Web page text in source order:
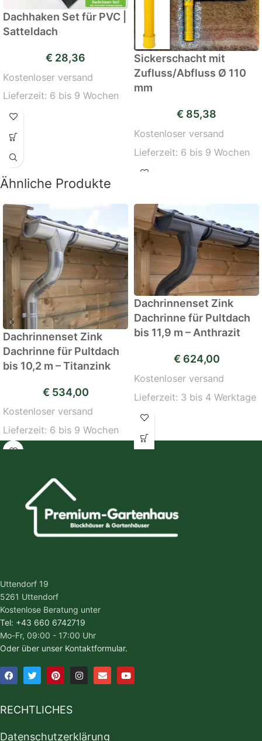
Dachhaken Set für PVC |
Satteldach
€ 28,36
Kostenloser versand
Lieferzeit: 6 bis 9 Wochen
Sickerschacht mit
Zufluss/Abfluss Ø 110
mm
€ 85,38
Kostenloser versand
Lieferzeit: 6 bis 9 Wochen
Ähnliche Produkte
Dachrinnenset Zink
Dachrinne für Pultdach
bis 10,2 m – Titanzink
€ 534,00
Kostenloser versand
Lieferzeit: 6 bis 9 Wochen
Dachrinnenset Zink
Dachrinne für Pultdach
bis 11,9 m – Anthrazit
€ 624,00
Kostenloser versand
Lieferzeit: 3 bis 4 Werktage
Uttendorf 19
5261 Uttendorf
Kostenlose Beratung unter
Tel: +43 660 6742719
Mo-Fr, 09:00 - 17:00 Uhr
Oder über unser Kontaktformular.
RECHTLICHES
Datenschutzerklärung